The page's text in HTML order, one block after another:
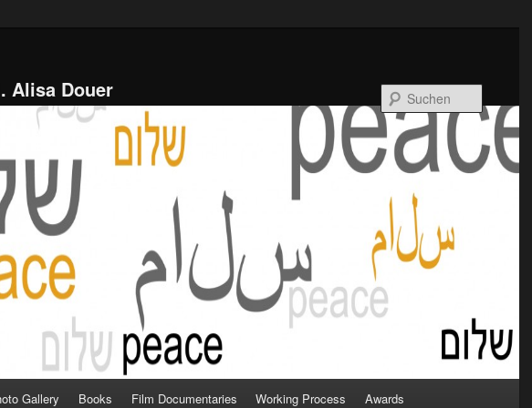
Alisa Douer
Gallery Books Film Documentaries Working Process Awards